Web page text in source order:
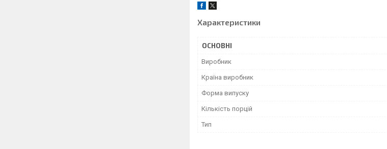
Характеристики
ОСНОВНІ
Виробник
Країна виробник
Форма випуску
Кількість порцій
Тип